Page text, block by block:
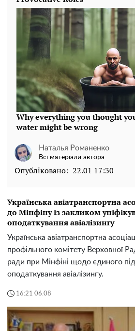
Наталья Романенко
Всі матеріали автора
Опубліковано: 22.01 17:30
Українська авіатранспортна
до Мінфіну із закликом
оподаткування авіалізингу
Українська авіатранспортна
профільного комітету Верховної
ради при Мінфіні щодо єдиного
оподаткування авіалізингу.
16:21 06.08